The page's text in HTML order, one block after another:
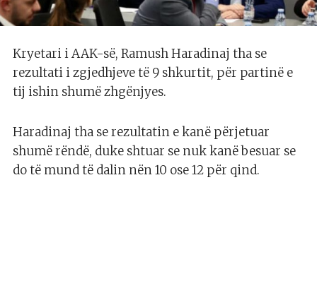
Kryetari i AAK-së, Ramush Haradinaj tha se
rezultati i zgjedhjeve të 9 shkurtit, për partinë e
tij ishin shumë zhgënjyes.
Haradinaj tha se rezultatin e kanë përjetuar
shumë rëndë, duke shtuar se nuk kanë besuar se
do të mund të dalin nën 10 ose 12 për qind.